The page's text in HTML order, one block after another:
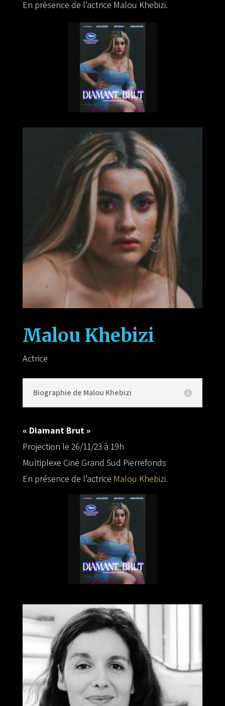
En présence de l’actrice Malou Khebizi.
Malou Khebizi
Actrice
Biographie de Malou Khebizi
« Diamant Brut »
Projection le 26/11/23 à 19h
Multiplexe Ciné Grand Sud Pierrefonds
En présence de l’actrice Malou Khebizi.